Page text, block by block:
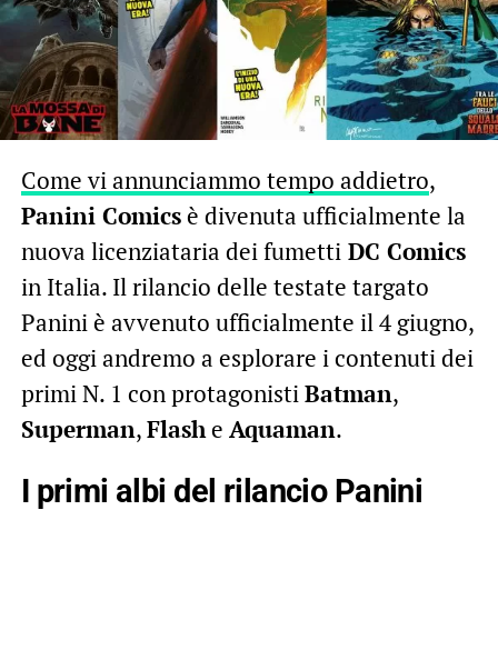
Come vi annunciammo tempo addietro,
Panini Comicsè divenuta ufficialmente la
nuova licenziataria dei fumettiDC Comics
in Italia. Il rilancio delle testate targato
Panini è avvenuto ufficialmente il 4 giugno,
ed oggi andremo a esplorare i contenuti dei
primi N. 1 con protagonistiBatman,
Superman,Flashe Aquaman.
I primi albi del rilancio Panini